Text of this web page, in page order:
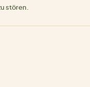
stören.